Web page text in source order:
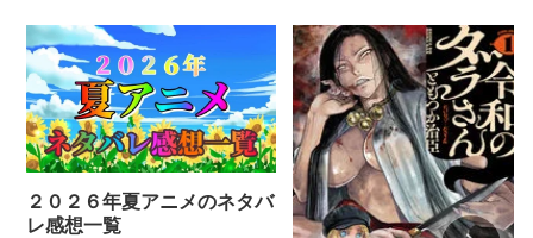
２０２６年夏アニメのネタバ
レ感想一覧